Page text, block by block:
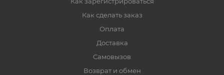
Как сделать заказ
Оплата
Доставка
Самовызов
Возврат и обмен